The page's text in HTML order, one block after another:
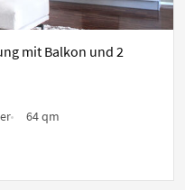
mit Balkon und 2
64 qm